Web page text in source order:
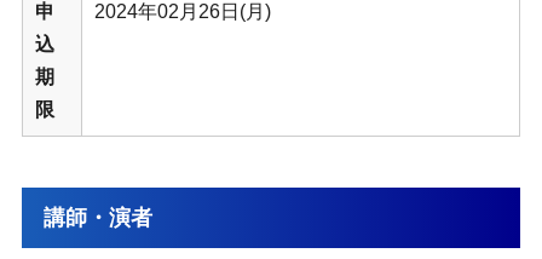
申
込
期
限
2024年02月26日(月)
講師・演者